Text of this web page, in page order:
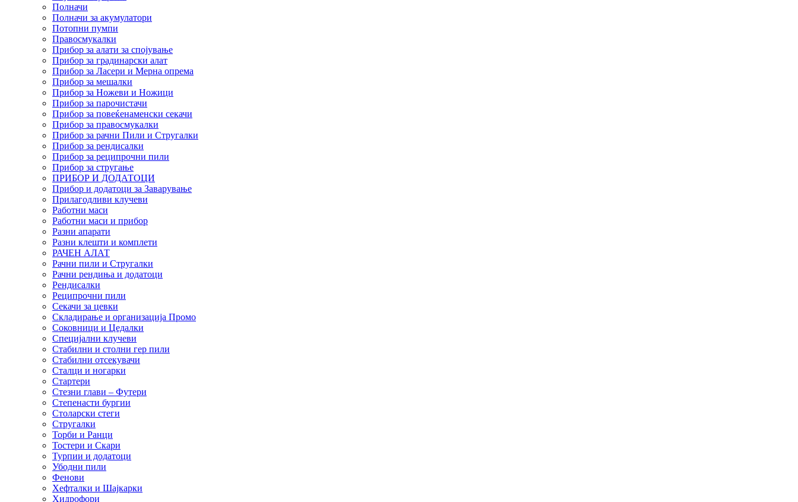
Полначи
Полначи за акумулатори
Потопни пумпи
Правосмукалки
Прибор за алати за спојување
Прибор за градинарски алат
Прибор за Ласери и Мерна опрема
Прибор за мешалки
Прибор за Ножеви и Ножици
Прибор за парочистачи
Прибор за повеќенаменски секачи
Прибор за правосмукалки
Прибор за рачни Пили и Стругалки
Прибор за рендисалки
Прибор за реципрочни пили
Прибор за стругање
ПРИБОР И ДОДАТОЦИ
Прибор и додатоци за Заварување
Прилагодливи клучеви
Работни маси
Работни маси и прибор
Разни апарати
Разни клешти и комплети
РАЧЕН АЛАТ
Рачни пили и Стругалки
Рачни рендиња и додатоци
Рендисалки
Реципрочни пили
Секачи за цевки
Складирање и организација Промо
Соковници и Цедалки
Специјални клучеви
Стабилни и столни гер пили
Стабилни отсекувачи
Сталци и ногарки
Стартери
Стезни глави – Футери
Степенасти бургии
Столарски стеги
Стругалки
Торби и Ранци
Тостери и Скари
Турпии и додатоци
Убодни пили
Фенови
Хефталки и Шајкарки
Хидрофори